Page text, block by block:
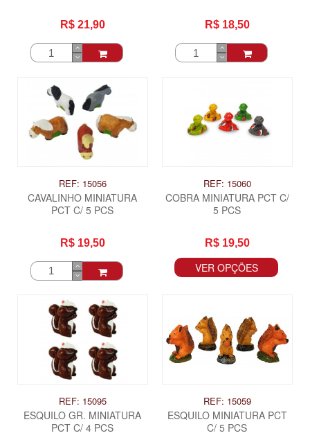
R$ 21,90 R$ 18,50
REF: 15056
CAVALINHO MINIATURA
PCT C/ 5 PCS
R$ 19,50
REF: 15060
COBRA MINIATURA PCT C/
5 PCS
R$ 19,50
VER OPÇÕES
REF: 15095
ESQUILO GR. MINIATURA
PCT C/ 4 PCS
REF: 15059
ESQUILO MINIATURA PCT
C/ 5 PCS